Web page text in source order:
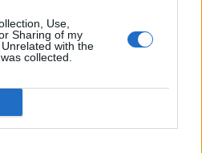
Use,
Sharing of my
with the
collected.